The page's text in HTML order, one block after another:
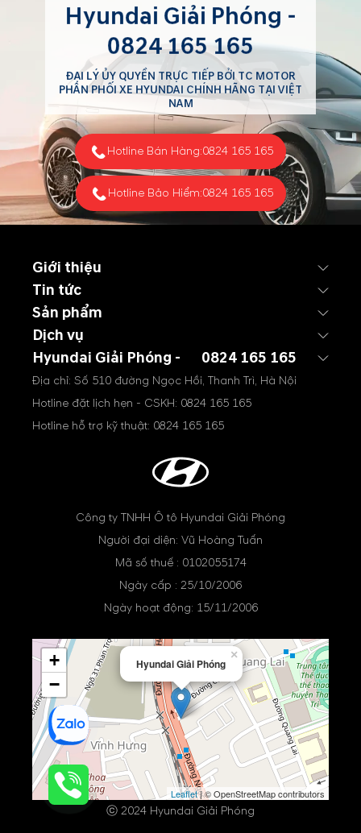
Hyundai Giải Phóng -
0824 165 165
ĐẠI LÝ ỦY QUYỀN TRỰC TIẾP BỞI TC MOTOR
PHÂN PHỐI XE HYUNDAI CHÍNH HÃNG TẠI VIỆT
NAM
Hotline Bán Hàng:0824 165 165
Hotline Bảo Hiểm:0824 165 165
Giới thiệu
Tin tức
Sản phẩm
Dịch vụ
Hyundai Giải Phóng -
0824 165 165
Địa chỉ: Số 510 đường Ngọc Hồi, Thanh Trì, Hà Nội
Hotline đặt lịch hẹn - CSKH: 0824 165 165
Hotline hỗ trợ kỹ thuật: 0824 165 165
Công ty TNHH Ô tô Hyundai Giải Phóng
Người đại diện: Vũ Hoàng Tuấn
Mã số thuế : 0102055174
Ngày cấp : 25/10/2006
Ngày hoạt động: 15/11/2006
Hyundai Giải Phóng
×
+
−
Leaflet| © OpenStreetMap contributors
ⓒ 2024 Hyundai Giải Phóng